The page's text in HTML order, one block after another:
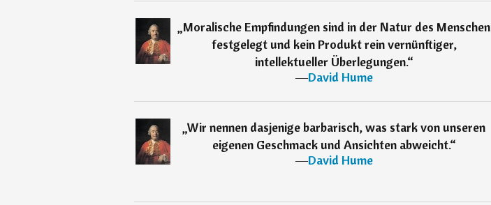
„Moralische Empfindungen sind in der Natur des Menschen
festgelegt und kein Produkt rein vernünftiger,
intellektueller Überlegungen.“
―David Hume
„Wir nennen dasjenige barbarisch, was stark von unseren
eigenen Geschmack und Ansichten abweicht.“
―David Hume